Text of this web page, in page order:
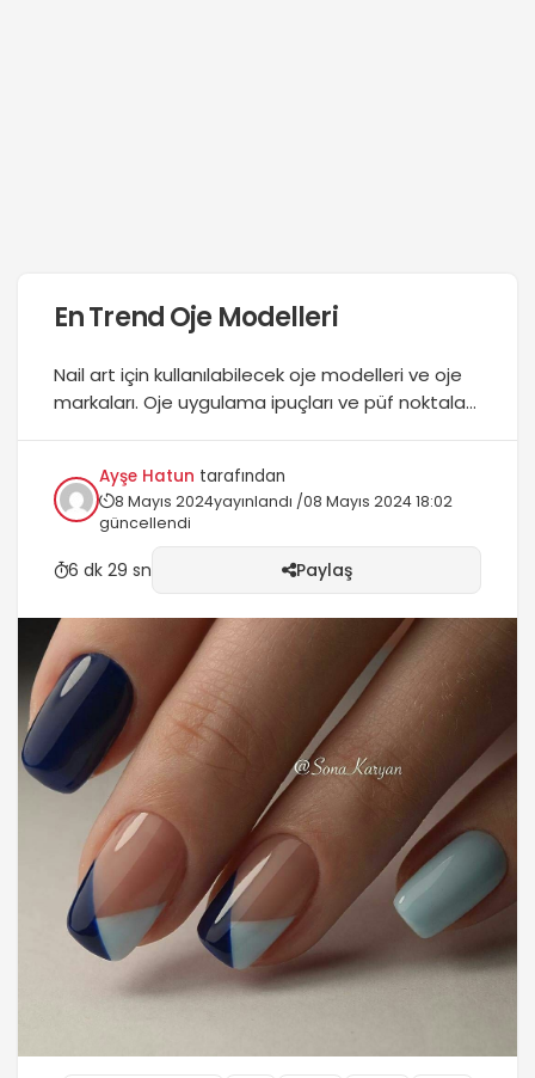
En Trend Oje Modelleri
Nail art için kullanılabilecek oje modelleri ve oje
markaları. Oje uygulama ipuçları ve püf noktaları.
Ayşe Hatun tarafından
8 Mayıs 2024yayınlandı /08 Mayıs 2024 18:02
güncellendi
6 dk 29 sn Paylaş